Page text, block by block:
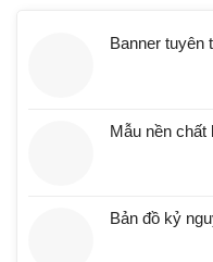
Banner tuyên
Mẫu nền
Bản đồ kỷ